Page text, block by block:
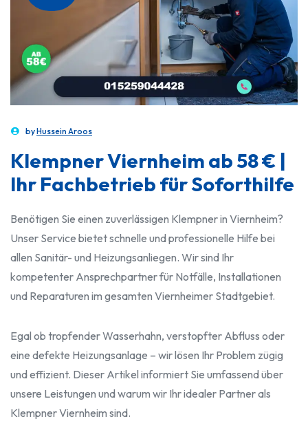
byHussein Aroos
Klempner Viernheim ab 58 € |
Ihr Fachbetrieb für Soforthilfe
Benötigen Sie einen zuverlässigen Klempner in Viernheim?
Unser Service bietet schnelle und professionelle Hilfe bei
allen Sanitär- und Heizungsanliegen. Wir sind Ihr
kompetenter Ansprechpartner für Notfälle, Installationen
und Reparaturen im gesamten Viernheimer Stadtgebiet.
Egal ob tropfender Wasserhahn, verstopfter Abfluss oder
eine defekte Heizungsanlage – wir lösen Ihr Problem zügig
und effizient. Dieser Artikel informiert Sie umfassend über
unsere Leistungen und warum wir Ihr idealer Partner als
Klempner Viernheim sind.